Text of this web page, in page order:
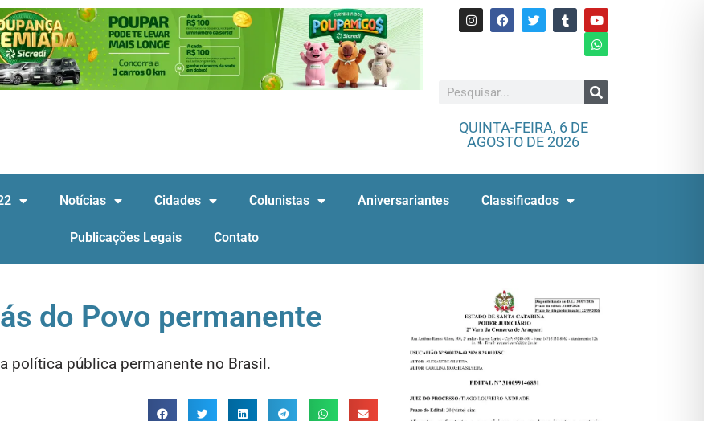
QUINTA-FEIRA, 6 DE
AGOSTO DE 2026
Notícias Cidades Colunistas Aniversariantes Classificados
Publicações Legais Contato
do Povo permanente
política pública permanente no Brasil.